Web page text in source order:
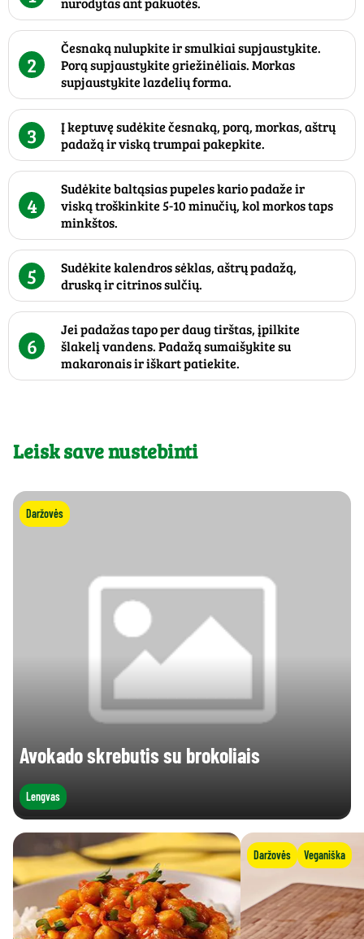
2
Česnaką nulupkite ir smulkiai supjaustykite.
Porą supjaustykite griežinėliais. Morkas
supjaustykite lazdelių forma.
3
Į keptuvę sudėkite česnaką, porą, morkas, aštrų
padažą ir viską trumpai pakepkite.
4
Sudėkite baltąsias pupeles kario padaže ir
viską troškinkite 5-10 minučių, kol morkos taps
minkštos.
5
Sudėkite kalendros sėklas, aštrų padažą,
druską ir citrinos sulčių.
6
Jei padažas tapo per daug tirštas, įpilkite
šlakelį vandens. Padažą sumaišykite su
makaronais ir iškart patiekite.
Leisk save nustebinti
Daržovės
Avokado skrebutis su brokoliais
Lengvas
Daržovės Veganiška